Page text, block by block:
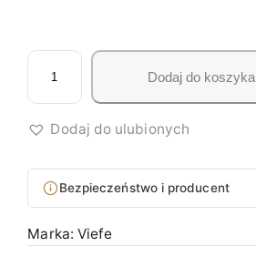
i
o
ś
U
W
Dodaj do koszyka
Dodaj do ulubionych
Bezpieczeństwo i producent
Marka: Viefe